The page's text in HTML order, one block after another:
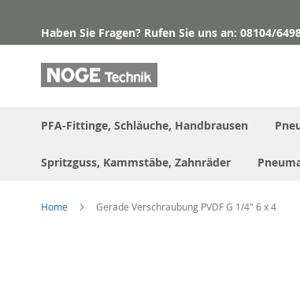
zum
Inhalt
Haben Sie Fragen? Rufen Sie uns an: 08104/
PFA-Fittinge, Schläuche, Handbrausen
Spritzguss, Kammstäbe, Zahnräder
Home Gerade Verschraubung PVDF G 1/4" 6 x 4